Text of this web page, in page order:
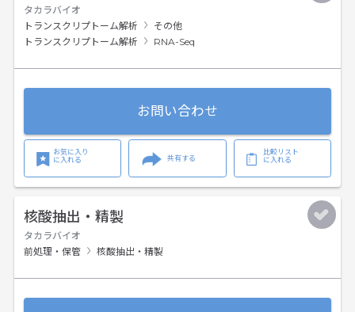
タカラバイオ
トランスクリプトーム解析
その他
トランスクリプトーム解析
RNA-Seq
お問い合わせ
お気に入り
に入れる
共有する
比較リスト
に入れる
核酸抽出・精製
タカラバイオ
前処理・保管
核酸抽出・精製